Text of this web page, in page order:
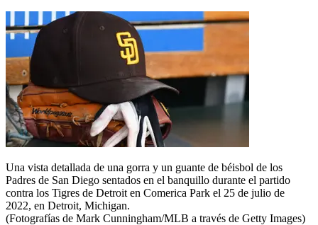
Una vista detallada de una gorra y un guante de béisbol de los
Padres de San Diego sentados en el banquillo durante el partido
contra los Tigres de Detroit en Comerica Park el 25 de julio de
2022, en Detroit, Michigan.
(Fotografías de Mark Cunningham/MLB a través de Getty Images)